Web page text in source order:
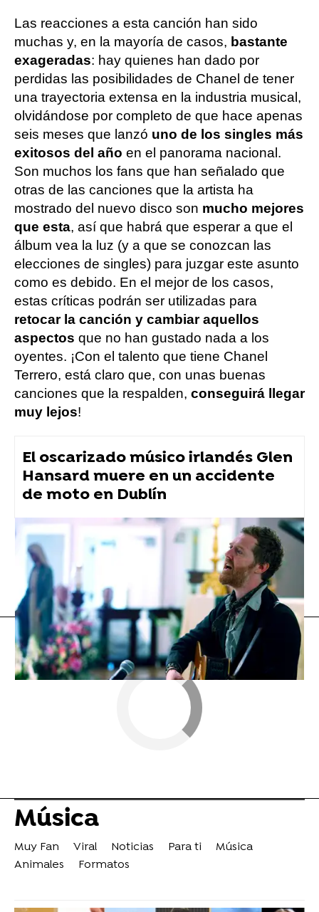
Las reacciones a esta canción han sido
muchas y, en la mayoría de casos, bastante
exageradas: hay quienes han dado por
perdidas las posibilidades de Chanel de tener
una trayectoria extensa en la industria musical,
olvidándose por completo de que hace apenas
seis meses que lanzó uno de los singles más
exitosos del año en el panorama nacional.
Son muchos los fans que han señalado que
otras de las canciones que la artista ha
mostrado del nuevo disco son mucho mejores
que esta, así que habrá que esperar a que el
álbum vea la luz (y a que se conozcan las
elecciones de singles) para juzgar este asunto
como es debido. En el mejor de los casos,
estas críticas podrán ser utilizadas para
retocar la canción y cambiar aquellos
aspectos que no han gustado nada a los
oyentes. ¡Con el talento que tiene Chanel
Terrero, está claro que, con unas buenas
canciones que la respalden, conseguirá llegar
muy lejos!
El oscarizado músico irlandés Glen
Hansard muere en un accidente
de moto en Dublín
Flooxer Now » Música
Chanel Terrero
Música
Muy Fan Viral Noticias Para ti
Música
Animales
Formatos